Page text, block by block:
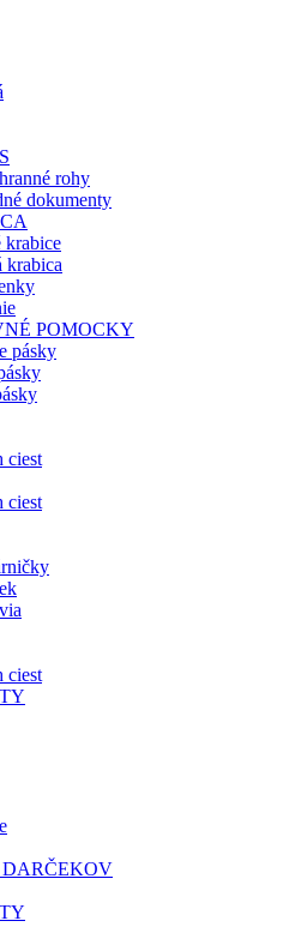
rohy
dokumenty
krabica
POMOCKY
pásky
ciest
ciest
ciest